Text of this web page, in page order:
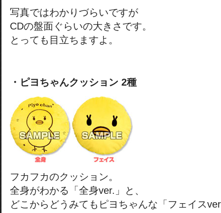
写真ではわかりづらいですが
CDの盤面ぐらいの大きさです。
とっても目立ちますよ。
・ピヨちゃんクッション 2種
フカフカのクッション。
全身がわかる「全身ver.」と、
どこからどうみてもピヨちゃんな「フェイス